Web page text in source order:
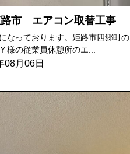
市 エアコン取替工事
なっております。姫路市四郷町の
様の従業員休憩所のエ...
08月06日